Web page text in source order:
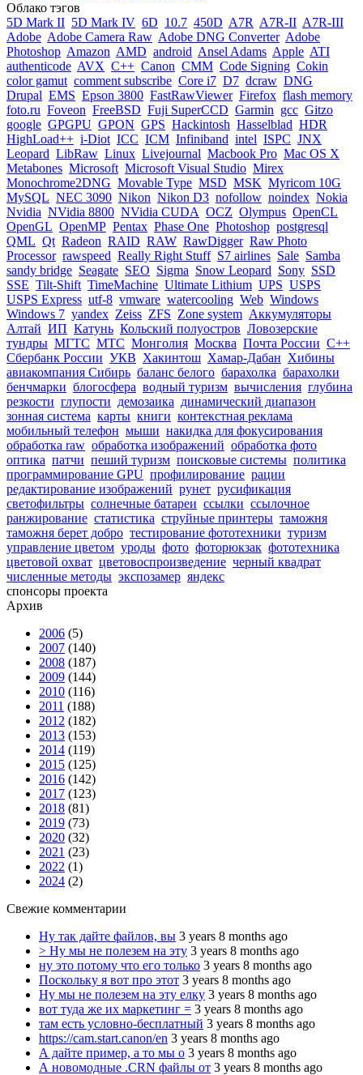
Облако тэгов
5D Mark II 5D Mark IV 6D 10.7 450D A7R A7R-II A7R-III
Adobe Adobe Camera Raw Adobe DNG Converter Adobe
Photoshop Amazon AMD android Ansel Adams Apple ATI
authenticode AVX C++ Canon CMM Code Signing Cokin
color gamut comment subscribe Core i7 D7 dcraw DNG
Drupal EMS Epson 3800 FastRawViewer Firefox flash memory
foto.ru Foveon FreeBSD Fuji SuperCCD Garmin gcc Gitzo
google GPGPU GPON GPS Hackintosh Hasselblad HDR
HighLoad++ i-Diot ICC ICM Infiniband intel ISPC JNX
Leopard LibRaw Linux Livejournal Macbook Pro Mac OS X
Metabones Microsoft Microsoft Visual Studio Mirex
Monochrome2DNG Movable Type MSD MSK Myricom 10G
MySQL NEC 3090 Nikon Nikon D3 nofollow noindex Nokia
Nvidia NVidia 8800 NVidia CUDA OCZ Olympus OpenCL
OpenGL OpenMP Pentax Phase One Photoshop postgresql
QML Qt Radeon RAID RAW RawDigger Raw Photo
Processor rawspeed Really Right Stuff S7 airlines Sale Samba
sandy bridge Seagate SEO Sigma Snow Leopard Sony SSD
SSE Tilt-Shift TimeMachine Ultimate Lithium UPS USPS
USPS Express utf-8 vmware watercooling Web Windows
Windows 7 yandex Zeiss ZFS Zone system Аккумуляторы
Алтай ИП Катунь Кольский полуостров Ловозерские
тундры МГТС МТС Монголия Москва Почта России С++
Сбербанк России УКВ Хакинтош Хамар-Дабан Хибины
авиакомпания Сибирь баланс белого барахолка барахолки
бенчмарки блогосфера водный туризм вычисления глубина
резкости глупости демозаика динамический диапазон
зонная система карты книги контекстная реклама
мобильный телефон мыши накидка для фокусирования
обработка raw обработка изображений обработка фото
оптика патчи пеший туризм поисковые системы политика
программирование GPU профилирование рации
редактирование изображений рунет русификация
светофильтры солнечные батареи ссылки ссылочное
ранжирование статистика струйные принтеры таможня
таможня берет добро тестирование фототехники туризм
управление цветом уроды фото фоторюкзак фототехника
цветовой охват цветовоспроизведение черный квадрат
численные методы экспозамер яндекс
спонсоры проекта
Архив
2006 (5)
2007 (140)
2008 (187)
2009 (144)
2010 (116)
2011 (188)
2012 (182)
2013 (153)
2014 (119)
2015 (125)
2016 (142)
2017 (123)
2018 (81)
2019 (73)
2020 (32)
2021 (23)
2022 (1)
2024 (2)
Свежие комментарии
Ну так дайте файлов, вы 3 years 8 months ago
> Ну мы не полезем на эту 3 years 8 months ago
ну это потому что его только 3 years 8 months ago
Поскольку я вот про этот 3 years 8 months ago
Ну мы не полезем на эту елку 3 years 8 months ago
вот туда же их маркетинг = 3 years 8 months ago
там есть условно-бесплатный 3 years 8 months ago
https://cam.start.canon/en 3 years 8 months ago
А дайте пример, а то мы о 3 years 8 months ago
А новомодные .CRN файлы от 3 years 8 months ago